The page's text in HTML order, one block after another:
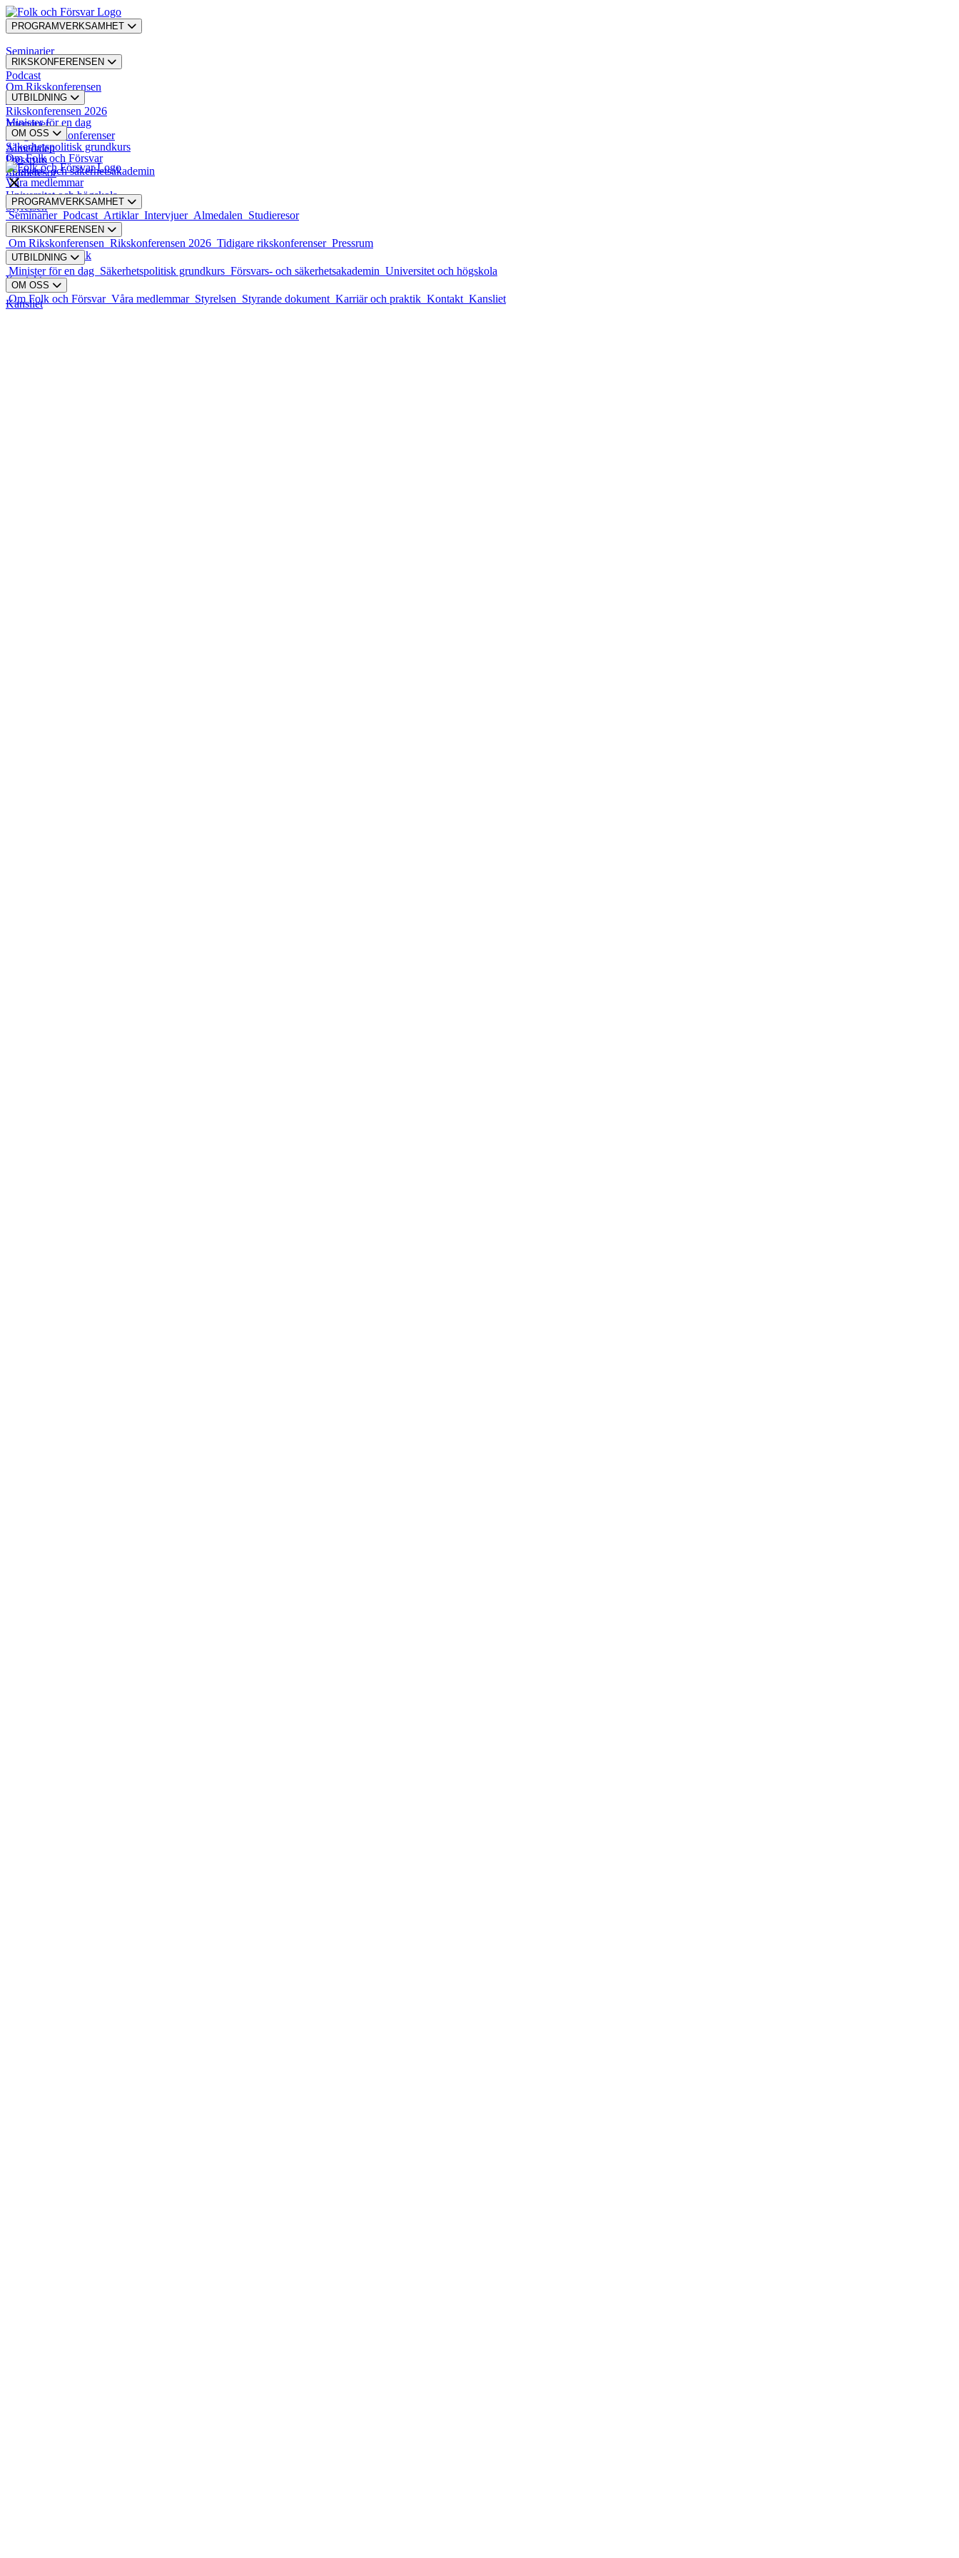
PROGRAMVERKSAMHET
Seminarier
Podcast
Artiklar
Intervjuer
Almedalen
Studieresor
RIKSKONFERENSEN
Om Rikskonferensen
Rikskonferensen 2026
Tidigare rikskonferenser
Pressrum
UTBILDNING
Minister för en dag
Säkerhetspolitisk grundkurs
Försvars- och säkerhetsakademin
Universitet och högskola
OM OSS
Om Folk och Försvar
Våra medlemmar
Styrelsen
Styrande dokument
Karriär och praktik
Kontakt
Kansliet
PROGRAMVERKSAMHET
Seminarier Podcast Artiklar Intervjuer Almedalen Studieresor
RIKSKONFERENSEN
Om Rikskonferensen Rikskonferensen 2026 Tidigare rikskonferenser Pressrum
UTBILDNING
Minister för en dag Säkerhetspolitisk grundkurs Försvars- och säkerhetsakademin Universitet och högskola
OM OSS
Om Folk och Försvar Våra medlemmar Styrelsen Styrande dokument Karriär och praktik Kontakt Kansliet